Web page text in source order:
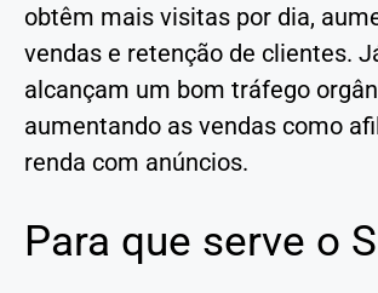
obtêm mais visitas por dia,
vendas e retenção de clientes.
alcançam um bom tráfego
aumentando as vendas como
renda com anúncios.
Para que serve o